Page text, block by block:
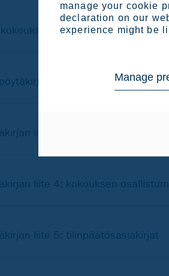
manage your cookie
declaration on our
experience might be
Manage
2022 päätökset
liite 3: yhtiökokouskutsu
liite 4: kokouksen
liite 5: tilinpäätösasiakirjat